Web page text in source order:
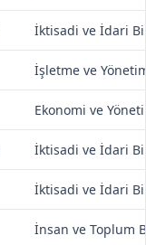
İktisadi ve İdari
İşletme ve
Ekonomi ve
İktisadi ve İdari
İktisadi ve İdari
İnsan ve Toplum